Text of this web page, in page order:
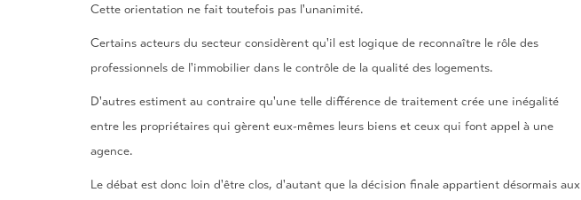
Cette orientation ne fait toutefois pas l'unanimité.
Certains acteurs du secteur considèrent qu'il est logique de reconnaître le rôle des
professionnels de l'immobilier dans le contrôle de la qualité des logements.
D'autres estiment au contraire qu'une telle différence de traitement crée une inégalité
entre les propriétaires qui gèrent eux-mêmes leurs biens et ceux qui font appel à une
agence.
Le débat est donc loin d'être clos, d'autant que la décision finale appartient désormais aux